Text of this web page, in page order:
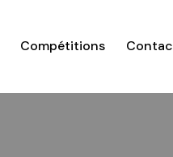
Compétitions